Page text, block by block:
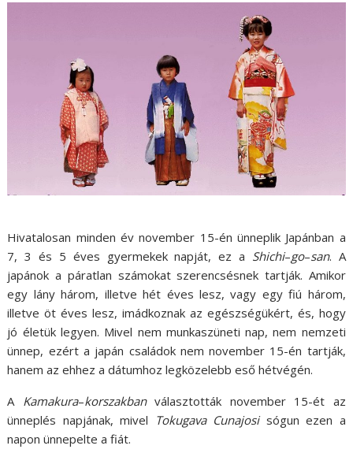
Hivatalosan minden év november 15-én ünneplik Japánban a
7, 3 és 5 éves gyermekek napját, ez a Shichi–go–san. A
japánok a páratlan számokat szerencsésnek tartják. Amikor
egy lány három, illetve hét éves lesz, vagy egy fiú három,
illetve öt éves lesz, imádkoznak az egészségükért, és, hogy
jó életük legyen. Mivel nem munkaszüneti nap, nem nemzeti
ünnep, ezért a japán családok nem november 15-én tartják,
hanem az ehhez a dátumhoz legközelebb eső hétvégén.
A Kamakura–korszakbanválasztották november 15-ét az
ünneplés napjának, mivel Tokugava Cunajosisógun ezen a
napon ünnepelte a fiát.